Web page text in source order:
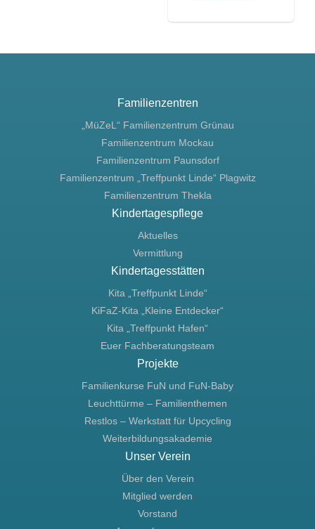
Familienzentren
„MüZeL“ Familienzentrum Grünau
Familienzentrum Mockau
Familienzentrum Paunsdorf
Familienzentrum „Treffpunkt Linde“ Plagwitz
Familienzentrum Thekla
Kindertagespflege
Aktuelles
Vermittlung
Kindertagesstätten
Kita „Treffpunkt Linde“
KiFaZ-Kita „Kleine Entdecker“
Kita „Treffpunkt Hafen“
Euer Fachberatungsteam
Projekte
Familienkurse FuN und FuN-Baby
Leuchttürme – Familienthemen
Restlos – Werkstatt für Upcycling
Weiterbildungsakademie
Unser Verein
Über den Verein
Mitglied werden
Vorstand